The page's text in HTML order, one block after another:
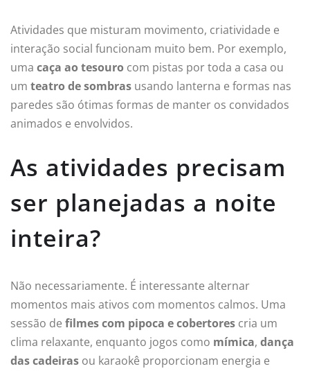
Atividades que misturam movimento, criatividade e
interação social funcionam muito bem. Por exemplo,
uma caça ao tesouro com pistas por toda a casa ou
um teatro de sombras usando lanterna e formas nas
paredes são ótimas formas de manter os convidados
animados e envolvidos.
As atividades precisam
ser planejadas a noite
inteira?
Não necessariamente. É interessante alternar
momentos mais ativos com momentos calmos. Uma
sessão de filmes com pipoca e cobertores cria um
clima relaxante, enquanto jogos como mímica, dança
das cadeiras ou karaokê proporcionam energia e